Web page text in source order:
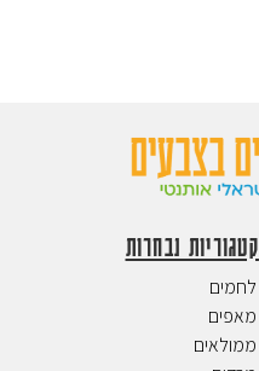
קטגוריות נבחרות
לחמים
מאפים
ממולאים